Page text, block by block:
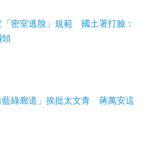
密室逃脫」規範 國土署打臉：
領
藍綠廊道」挨批太文青 蔣萬安這